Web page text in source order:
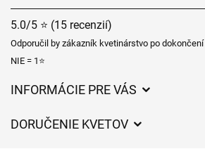
5.0/5 ⭐ (15 recenzií)
Odporučil by zákazník kvetinárstvo po dokončení
NIE = 1⭐
INFORMÁCIE PRE VÁS
DORUČENIE KVETOV